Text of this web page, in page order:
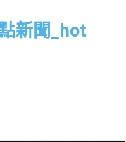
新聞_hot